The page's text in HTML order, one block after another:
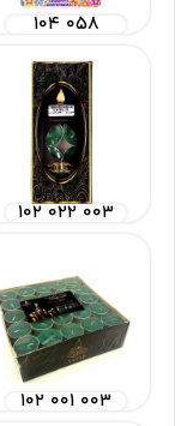
۱۰۴ ۰۵۸
۱۰۲ ۰۲۲ ۰۰۳
۱۰۲ ۰۰۱ ۰۰۳